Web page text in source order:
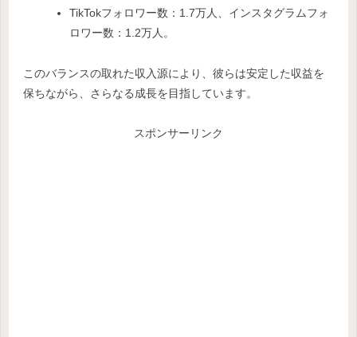
TikTokフォロワー数：1.7万人、インスタグラムフォ
ロワー数：1.2万人。
このバランスの取れた収入源により、彼らは安定した収益を
保ちながら、さらなる成長を目指しています。
スポンサーリンク